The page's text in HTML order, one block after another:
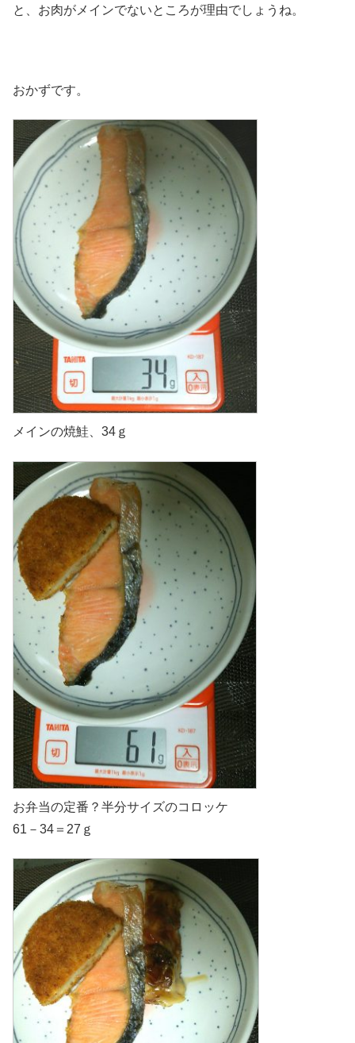
と、お肉がメインでないところが理由でしょうね。
おかずです。
メインの焼鮭、34ｇ
お弁当の定番？半分サイズのコロッケ
61－34＝27ｇ